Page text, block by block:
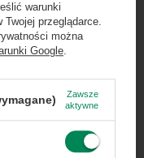
bezprzewodowe HP
X1000
155,00 zł
o zniżkach i
odebrać
300 zł. Oferta
warunki
przeglądarce.
można
Google.
Zawsze
aktywne